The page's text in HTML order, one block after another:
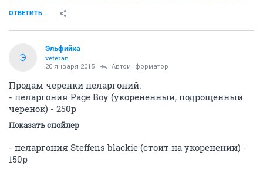
ОТВЕТИТЬ
Э
Эльфийка
veteran
20 января 2015 Автоинформатор
Продам черенки пеларгоний:
- пеларгония Page Boy (укорененный, подрощенный
черенок) - 250р
Показать спойлер
- пеларгония Steffens blackie (стоит на укоренении) -
150р